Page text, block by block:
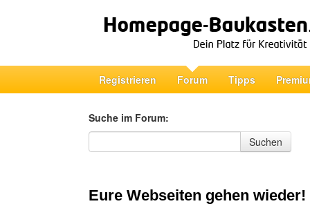
Registrieren Forum Tipps
Suche im Forum:
Suche im Forum
Suchen
Eure Webseiten gehen wieder!